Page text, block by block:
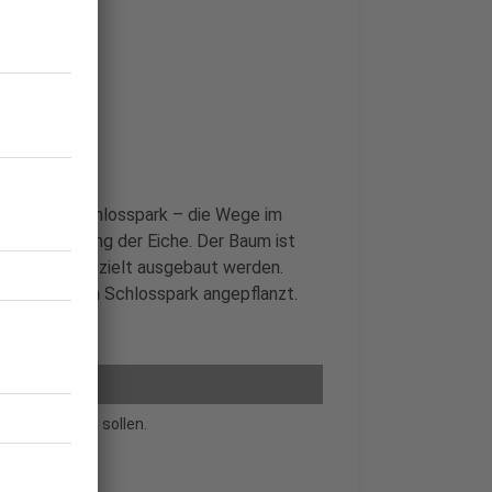
im Schlosspark – die Wege im
Förderung der Eiche. Der Baum ist
gezielt ausgebaut werden.
im Schlosspark angepflanzt.
werden sollen.